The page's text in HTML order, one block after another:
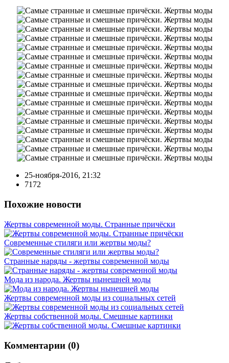
25-ноября-2016, 21:32
7172
Похожие новости
Жертвы современной моды. Странные причёски
Современные стиляги или жертвы моды?
Странные наряды - жертвы современной моды
Мода из народа. Жертвы нынешней моды
Жертвы современной моды из социальных сетей
Жертвы собственной моды. Смешные картинки
Комментарии (0)